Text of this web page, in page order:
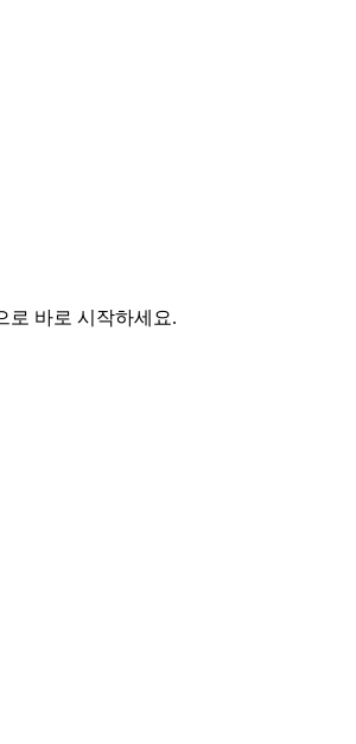
로 바로 시작하세요.